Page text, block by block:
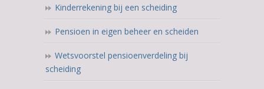
Kinderrekening bij een scheiding
Pensioen in eigen beheer en scheiden
Wetsvoorstel pensioenverdeling bij
scheiding